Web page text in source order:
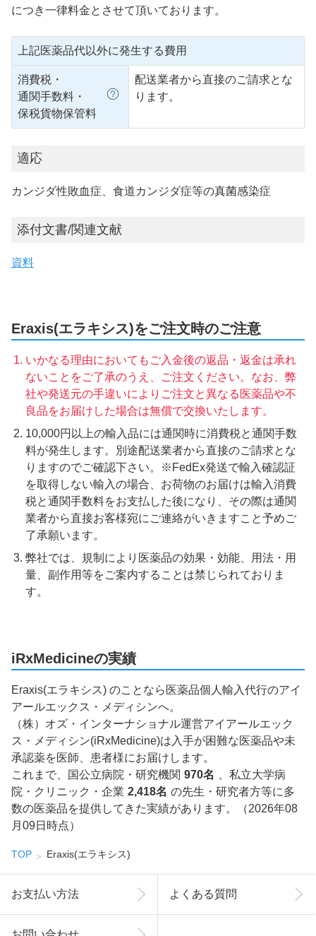
につき一律料金とさせて頂いております。
上記医薬品代以外に発生する費用
消費税・
通関手数料・
保税貨物保管料
配送業者から直接のご請求とな
ります。
適応
カンジダ性敗血症、食道カンジダ症等の真菌感染症
添付文書/関連文献
資料
Eraxis(エラキシス)をご注文時のご注意
いかなる理由においてもご入金後の返品・返金は承れ
ないことをご了承のうえ、ご注文ください。なお、弊
社や発送元の手違いによりご注文と異なる医薬品や不
良品をお届けした場合は無償で交換いたします。
10,000円以上の輸入品には通関時に消費税と通関手数
料が発生します。別途配送業者から直接のご請求とな
りますのでご確認下さい。※FedEx発送で輸入確認証
を取得しない輸入の場合、お荷物のお届けは輸入消費
税と通関手数料をお支払した後になり、その際は通関
業者から直接お客様宛にご連絡がいきますこと予めご
了承願います。
弊社では、規制により医薬品の効果・効能、用法・用
量、副作用等をご案内することは禁じられておりま
す。
iRxMedicineの実績
Eraxis(エラキシス) のことなら医薬品個人輸入代行のアイ
アールエックス・メディシンへ。
（株）オズ・インターナショナル運営アイアールエック
ス・メディシン(iRxMedicine)は入手が困難な医薬品や未
承認薬を医師、患者様にお届けします。
これまで、国公立病院・研究機関 970名
、私立大学病
院・クリニック・企業 2,418名 の先生・研究者方等に多
数の医薬品を提供してきた実績があります。（2026年08
月09日時点）
TOP Eraxis(エラキシス)
お支払い方法 よくある質問